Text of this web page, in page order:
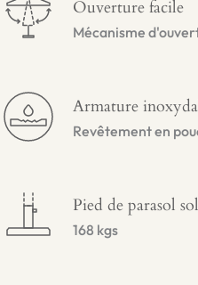
Ouverture facile
Mécanisme
Armature
Revêtement en
Pied de parasol
168 kgs